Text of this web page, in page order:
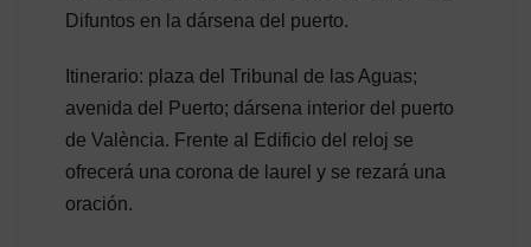
Difuntos en la dársena del puerto.
Itinerario: plaza del Tribunal de las Aguas;
avenida del Puerto; dársena interior del puerto
de València. Frente al Edificio del reloj se
ofrecerá una corona de laurel y se rezará una
oración.